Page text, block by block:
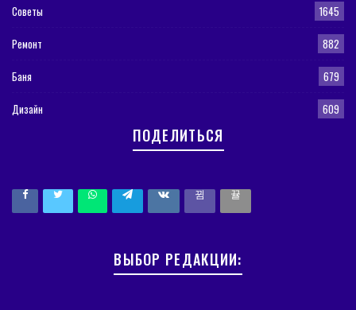
Советы 1645
Ремонт 882
Баня 679
Дизайн 609
ПОДЕЛИТЬСЯ
ВЫБОР РЕДАКЦИИ: